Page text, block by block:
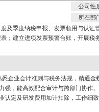
公司性
所在部
及季度纳税申报、发票领用与认
；建立进项发票预警台账，开展税
企业会计准则与税务法规，精通
强，能高效配合审计与跨部门协作
认定及研发费用加计扣除，工作细